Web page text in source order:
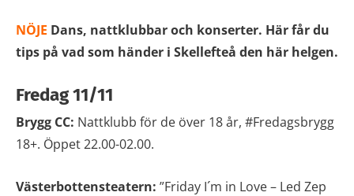
NÖJE Dans, nattklubbar och konserter. Här får du
tips på vad som händer i Skellefteå den här helgen.
Fredag 11/11
Brygg CC: Nattklubb för de över 18 år, #Fredagsbrygg
18+. Öppet 22.00-02.00.
Västerbottensteatern: ”Friday I´m in Love – Led Zep